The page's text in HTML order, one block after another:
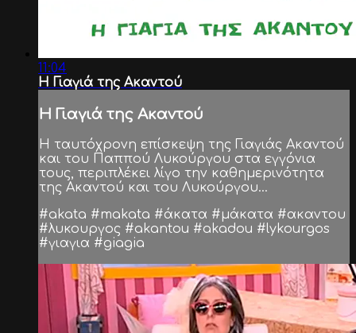
11:04
Η Γιαγιά της Ακαντού
Η Γιαγιά της Ακαντού
Η ταυτόχρονη επίσκεψη της Γιαγιάς Ακαντού
και του Παππού Λυκούργου στα εγγόνια
τους, περιπλέκει λίγο την καθημερινότητα
της Ακαντού και του Λυκούργου...
#akata #makata #άκατα #μάκατα #ακαντου
#λυκουργος #akantou #akadou #lykourgos
#γιαγια #giagia